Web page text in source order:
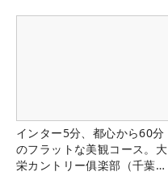
インター5分、都心から60分
のフラットな美観コース。大
栄カントリー俱楽部（千葉